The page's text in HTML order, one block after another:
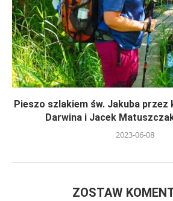
Pieszo szlakiem św. Jakuba przez
Darwina i Jacek
2023-06-08
ZOSTAW